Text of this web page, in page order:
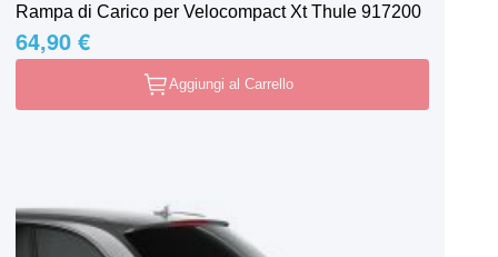
Rampa di Carico per Velocompact Xt Thule 917200
64,90 €
Aggiungi al Carrello